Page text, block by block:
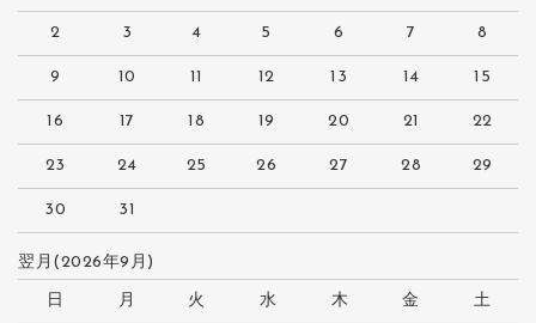
2 3 4 5 6 7 8
9 10 11 12 13 14 15
16 17 18 19 20 21 22
23 24 25 26 27 28 29
30 31
翌月(2026年9月)
日 月 火 水 木 金 土